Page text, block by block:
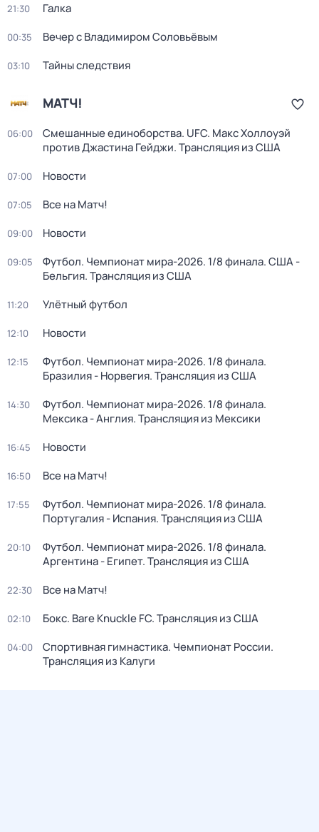
21:30 Галка
00:35 Вечер с Владимиром Соловьёвым
03:10 Тайны следствия
МАТЧ!
06:00
Смешанные единоборства. UFC. Макс Холлоуэй
против Джастина Гейджи. Трансляция из США
07:00 Новости
07:05 Все на Матч!
09:00 Новости
09:05
Футбол. Чемпионат мира-2026. 1/8 финала. США -
Бельгия. Трансляция из США
11:20 Улётный футбол
12:10 Новости
12:15
Футбол. Чемпионат мира-2026. 1/8 финала.
Бразилия - Норвегия. Трансляция из США
14:30
Футбол. Чемпионат мира-2026. 1/8 финала.
Мексика - Англия. Трансляция из Мексики
16:45 Новости
16:50 Все на Матч!
17:55
Футбол. Чемпионат мира-2026. 1/8 финала.
Португалия - Испания. Трансляция из США
20:10
Футбол. Чемпионат мира-2026. 1/8 финала.
Аргентина - Египет. Трансляция из США
22:30 Все на Матч!
02:10 Бокс. Bare Knuckle FC. Трансляция из США
04:00
Спортивная гимнастика. Чемпионат России.
Трансляция из Калуги